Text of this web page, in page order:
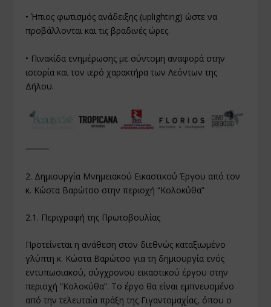
• Ήπιος φωτισμός ανάδειξης (uplighting) ώστε να
προβάλλονται και τις βραδινές ώρες.
• Πινακίδα ενημέρωσης με σύντομη αναφορά στην
ιστορία και τον ιερό χαρακτήρα των Λεόντων της
Δήλου.
⸻
2. Δημιουργία Μνημειακού Εικαστικού Έργου από τον
κ. Κώστα Βαρώτσο στην περιοχή “Κολοκύθα”
2.1. Περιγραφή της Πρωτοβουλίας
Προτείνεται η ανάθεση στον διεθνώς καταξιωμένο
γλύπτη κ. Κώστα Βαρώτσο για τη δημιουργία ενός
εντυπωσιακού, σύγχρονου εικαστικού έργου στην
περιοχή “Κολοκύθα”. Το έργο θα είναι εμπνευσμένο
από την τελευταία πράξη της Γιγαντομαχίας, όπου ο